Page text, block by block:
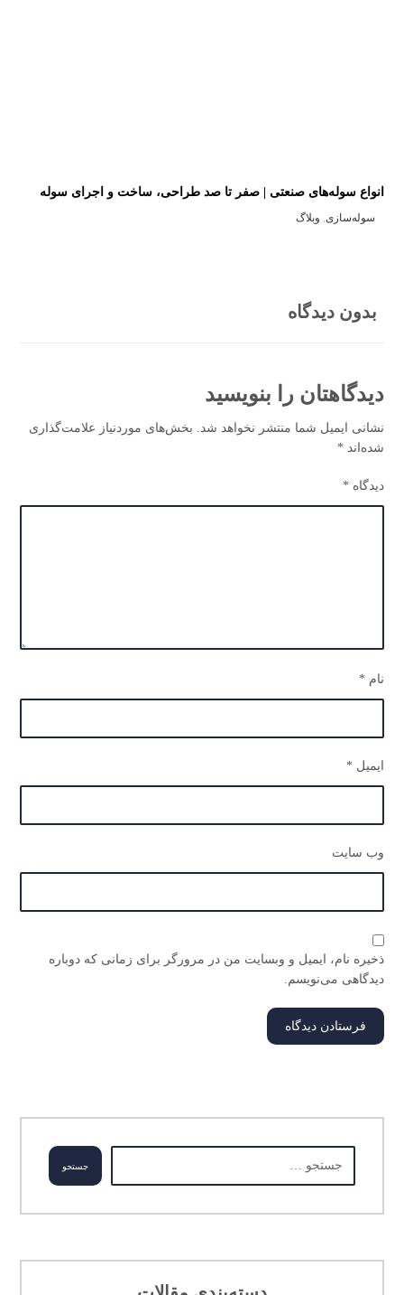
انواع سوله‌های صنعتی | صفر تا صد طراحی، ساخت و اجرای سوله
سوله‌سازی, وبلاگ
بدون دیدگاه
دیدگاهتان را بنویسید
نشانی ایمیل شما منتشر نخواهد شد. بخش‌های موردنیاز علامت‌گذاری
شده‌اند *
دیدگاه *
نام *
ایمیل *
وب‌ سایت
ذخیره نام، ایمیل و وبسایت من در مرورگر برای زمانی که دوباره
دیدگاهی می‌نویسم.
سازه‌های صنعتی مختلف با تمرکز بر صنعت نفت و گاز
پایتخت در حومه تهران قرار دارد.
تلفن: 09123700199 | 66428334 021 | 66934553
دفتر مرکزی: تهران، میدان توحید، خیابان توحید،
درباره ما
پروژه‌ها
طراحی و مهندسی
مدیریت پروژه
نشان اعتبار